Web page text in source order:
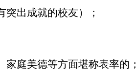
出成就的校友）；
庭美德等方面堪称表率的；